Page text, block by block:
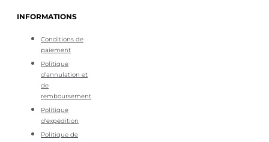
INFORMATIONS
Conditions de
paiement
Politique
d'annulation et
de
remboursement
Politique
d'expédition
Politique de